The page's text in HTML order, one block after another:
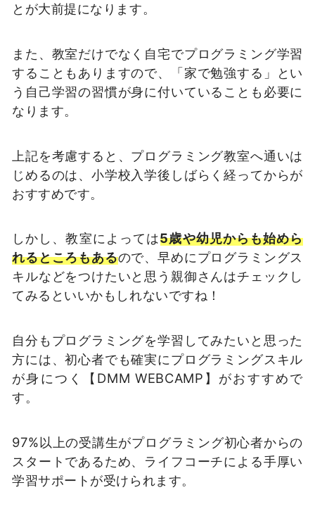
とが大前提になります。
また、教室だけでなく自宅でプログラミング学習
することもありますので、「家で勉強する」とい
う自己学習の習慣が身に付いていることも必要に
なります。
上記を考慮すると、プログラミング教室へ通いは
じめるのは、小学校入学後しばらく経ってからが
おすすめです。
しかし、教室によっては5歳や幼児からも始めら
れるところもあるので、早めにプログラミングス
キルなどをつけたいと思う親御さんはチェックし
てみるといいかもしれないですね！
自分もプログラミングを学習してみたいと思った
方には、初心者でも確実にプログラミングスキル
が身につく【DMM WEBCAMP】がおすすめで
す。
97%以上の受講生がプログラミング初心者からの
スタートであるため、ライフコーチによる手厚い
学習サポートが受けられます。